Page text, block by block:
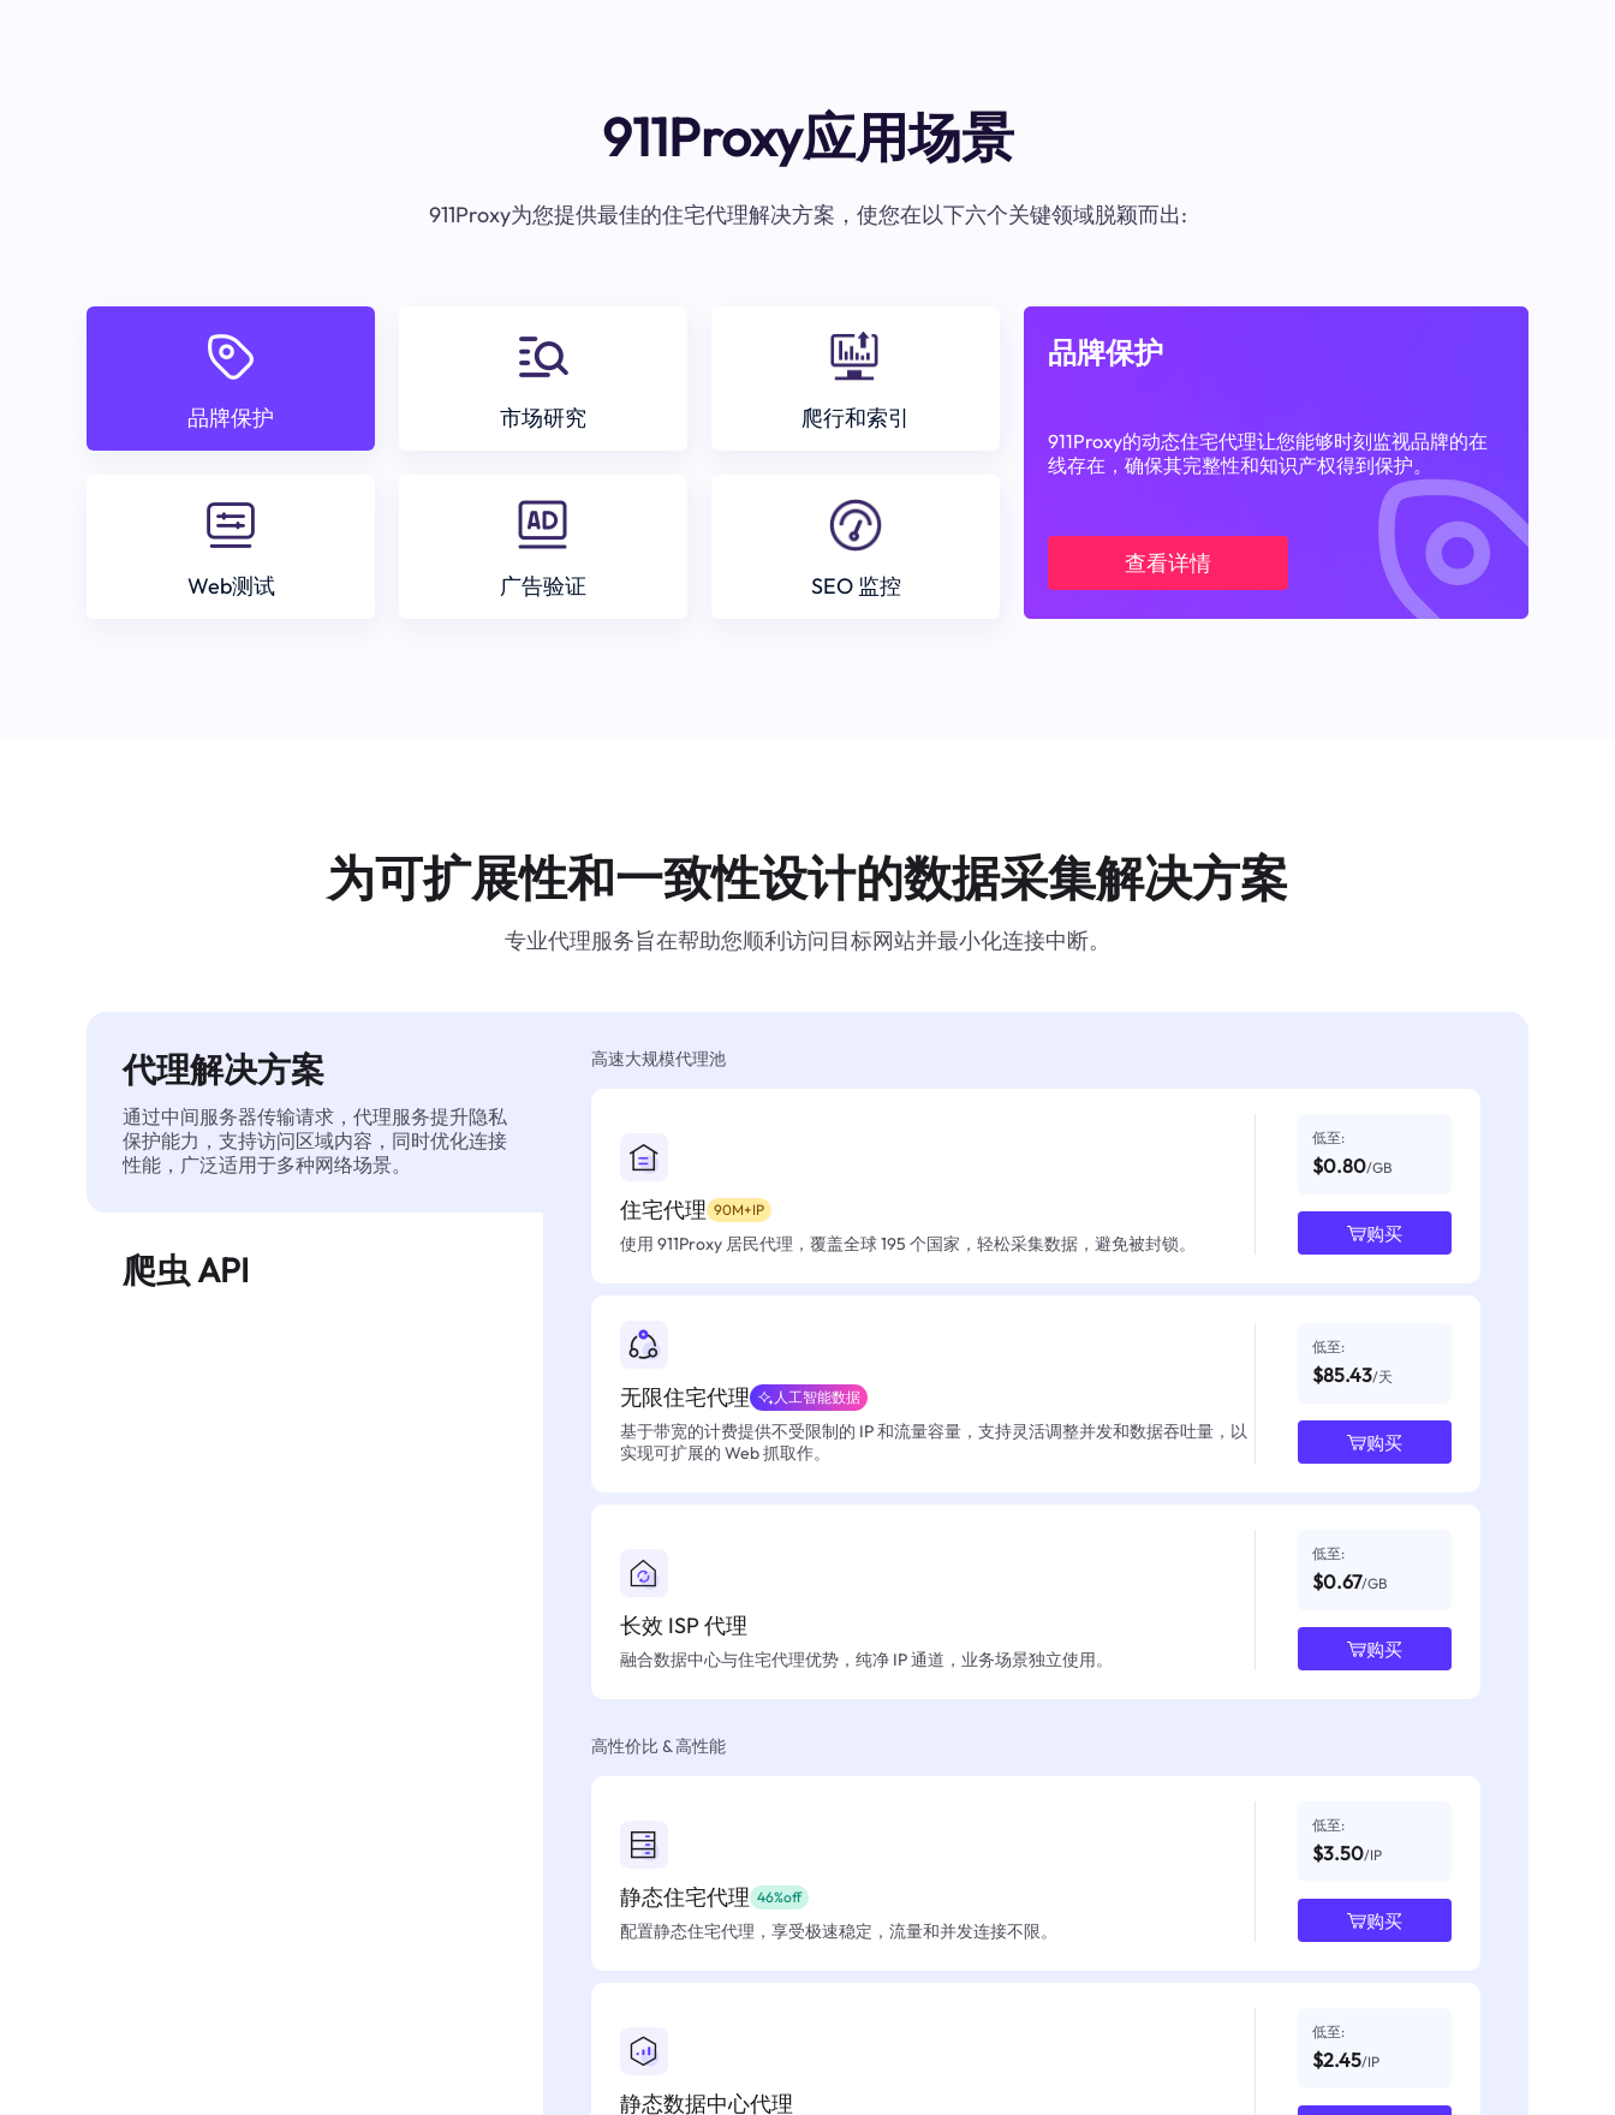
911Proxy应用场景
911Proxy为您提供最佳的住宅代理解决方案，使您在以下六个关键领域脱颖而出:
品牌保护 市场研究 爬行和索引
Web测试 广告验证 SEO 监控
品牌保护
911Proxy的动态住宅代理让您能够时刻监视品牌的在
线存在，确保其完整性和知识产权得到保护。
查看详情
为可扩展性和一致性设计的数据采集解决方案
专业代理服务旨在帮助您顺利访问目标网站并最小化连接中断。
代理解决方案
通过中间服务器传输请求，代理服务提升隐私
保护能力，支持访问区域内容，同时优化连接
性能，广泛适用于多种网络场景。
爬虫 API
高速大规模代理池
住宅代理 90M+IP
使用 911Proxy 居民代理，覆盖全球 195 个国家，轻松采集数据，避免被封锁。
低至:
$0.80/GB
购买
无限住宅代理 人工智能数据
基于带宽的计费提供不受限制的 IP 和流量容量，支持灵活调整并发和数据吞吐量，以
实现可扩展的 Web 抓取作。
低至:
$85.43/天
购买
长效 ISP 代理
融合数据中心与住宅代理优势，纯净 IP 通道，业务场景独立使用。
低至:
$0.67/GB
购买
高性价比 & 高性能
静态住宅代理 46%off
配置静态住宅代理，享受极速稳定，流量和并发连接不限。
低至:
$3.50/IP
购买
静态数据中心代理
低至:
$2.45/IP